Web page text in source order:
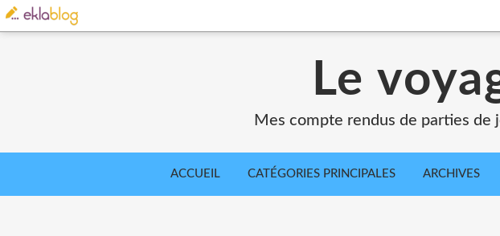
Le
Mes compte rendus de parties de
ACCUEIL CATÉGORIES PRINCIPALES ARCHIVES